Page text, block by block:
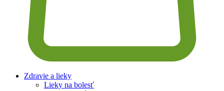
Zdravie a lieky
Lieky na bolesť